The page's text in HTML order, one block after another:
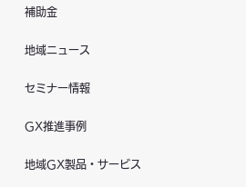
補助金
地域ニュース
セミナー情報
GX推進事例
地域GX製品・サービス